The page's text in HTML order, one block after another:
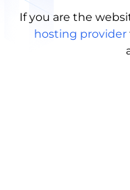
If you are the
hosting provider